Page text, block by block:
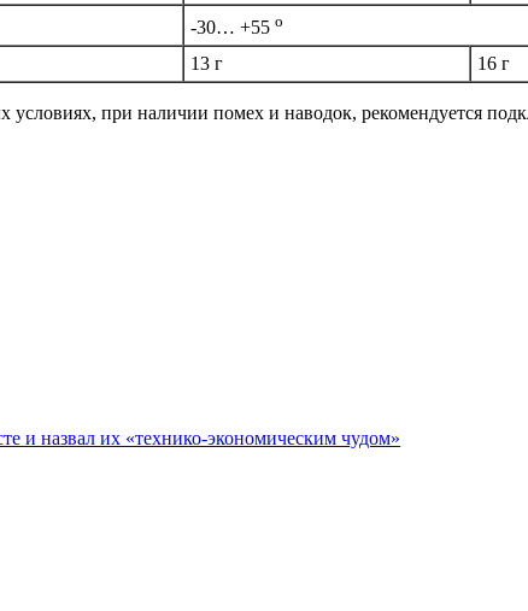
-30… +55 o
13 г 16 г
при наличии помех и наводок, рекомендуется
и назвал их «технико-экономическим чудом»